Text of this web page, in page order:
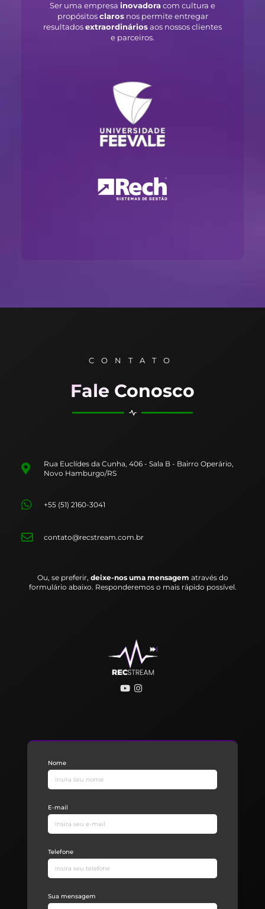
Ser uma empresa inovadoracom cultura e
propósitosclarosnos permite entregar
resultadosextraordináriosaos nossos clientes
e parceiros.
CONTATO
Fale Conosco
Rua Euclídes da Cunha, 406 - Sala B - Bairro Operário,
Novo Hamburgo/RS
+55 (51) 2160-3041
contato@recstream.com.br
Ou, se preferir, deixe-nos uma mensagem através do
formulário abaixo. Responderemos o mais rápido possível.
Nome
E-mail
Telefone
Sua mensagem